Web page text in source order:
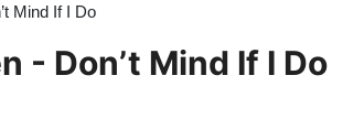
Mind If I Do
- Don’t Mind If I Do